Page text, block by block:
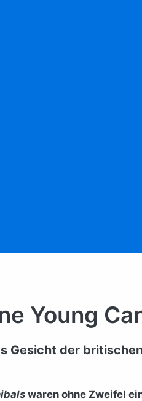
Young
Gesicht der
waren ohne Zweifel